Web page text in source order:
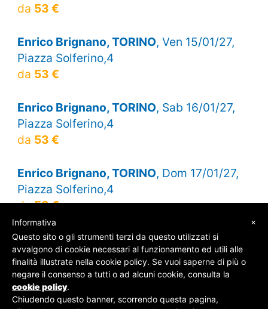
da 53 €
Enrico Brignano, TORINO, Ven 15/01/27,
Piazza Solferino,4
da 53 €
Enrico Brignano, TORINO, Sab 16/01/27,
Piazza Solferino,4
da 53 €
Enrico Brignano, TORINO, Dom 17/01/27,
Piazza Solferino,4
da53 €
© SOS Biglietti - P.Iva 09162100961 -Chi Siamo
Contatti-Privacy Policy
×
Informativa
Questo sito o gli strumenti terzi da questo utilizzati si
avvalgono di cookie necessari al funzionamento ed utili alle
finalità illustrate nella cookie policy. Se vuoi saperne di più o
negare il consenso a tutti o ad alcuni cookie, consulta la
cookie policy.
Chiudendo questo banner, scorrendo questa pagina,